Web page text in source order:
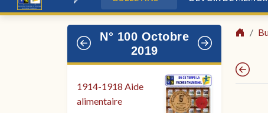
N° 100 Octobre
2019
1914-1918 Aide
alimentaire